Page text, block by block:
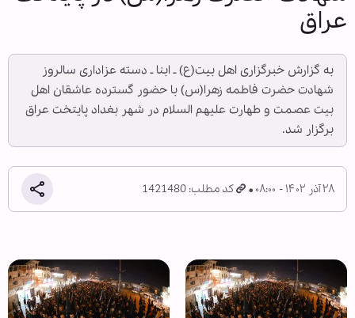
عراق
به گزارش خبرگزاری اهل بیت(ع) ـ ابنا ـ دسته عزاداری سالروز
شهادت حضرت فاطمه زهرا(س) با حضور گسترده عاشقان اهل
بیت عصمت و طهارت علیهم السلام در شهر بغداد پایتخت عراق
برگزار شد.
۲۸ آذر ۱۴۰۲ - ۰۸:۰۰ کد مطلب: 1421480